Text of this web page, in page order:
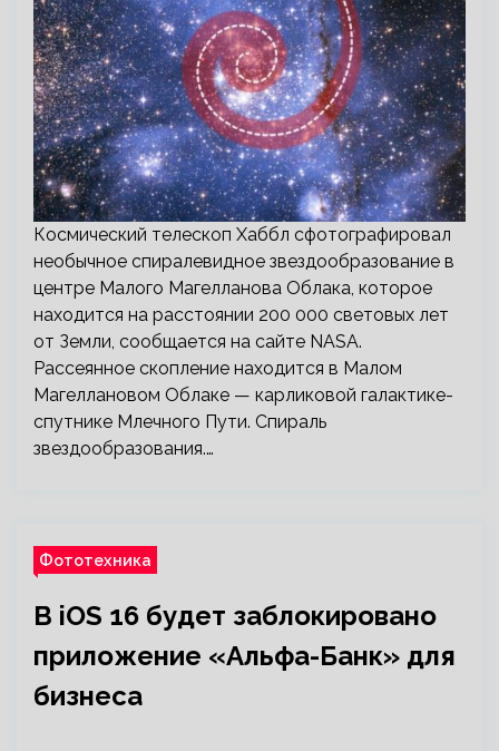
Космический телескоп Хаббл сфотографировал
необычное спиралевидное звездообразование в
центре Малого Магелланова Облака, которое
находится на расстоянии 200 000 световых лет
от Земли, сообщается на сайте NASA.
Рассеянное скопление находится в Малом
Магеллановом Облаке — карликовой галактике-
спутнике Млечного Пути. Спираль
звездообразования.…
Фототехника
В iOS 16 будет заблокировано
приложение «Альфа-Банк» для
бизнеса